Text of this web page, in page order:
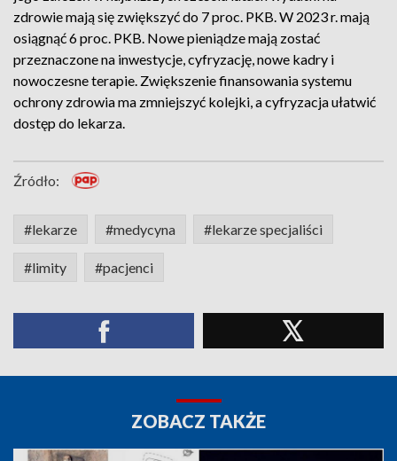
zdrowie mają się zwiększyć do 7 proc. PKB. W 2023 r. mają
osiągnąć 6 proc. PKB. Nowe pieniądze mają zostać
przeznaczone na inwestycje, cyfryzację, nowe kadry i
nowoczesne terapie. Zwiększenie finansowania systemu
ochrony zdrowia ma zmniejszyć kolejki, a cyfryzacja ułatwić
dostęp do lekarza.
Źródło:
#lekarze #medycyna #lekarze specjaliści
#limity #pacjenci
ZOBACZ TAKŻE